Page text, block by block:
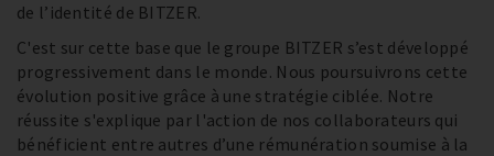
de l’identité de BITZER.
C'est sur cette base que le groupe BITZER s’est développé
progressivement dans le monde. Nous poursuivrons cette
évolution positive grâce à une stratégie ciblée. Notre
réussite s'explique par l'action de nos collaborateurs qui
bénéficient entre autres d’une rémunération soumise à la